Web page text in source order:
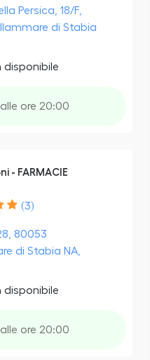
Persica, 18/F,
di Stabia
disponibile
ore 20:00
- FARMACIE
(3)
80053
di Stabia NA,
disponibile
ore 20:00